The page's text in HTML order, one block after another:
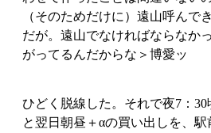
（そのためだけに）遠山呼んで
だが。遠山でなければならなか
がってるんだからな＞博愛ッ
ひどく脱線した。それで夜7：
と翌日朝昼＋αの買い出しを、